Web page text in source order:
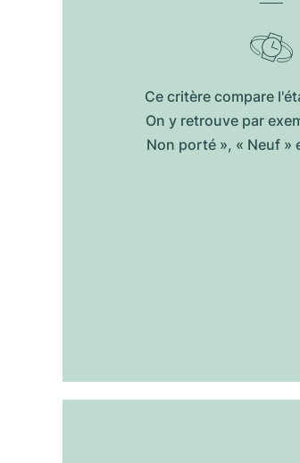
Ce critère compare
On y retrouve par
Non porté », « Neuf »